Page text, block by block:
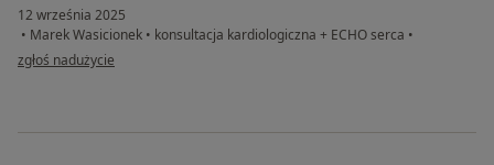
12 września 2025
• Marek Wasicionek • konsultacja kardiologiczna + ECHO serca •
w opinii użytkownika DKJ
zgłoś nadużycie